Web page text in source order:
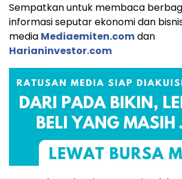
Sempatkan untuk membaca
informasi seputar ekonomi dan
media Mediaemiten.comdan
Harianinvestor.com